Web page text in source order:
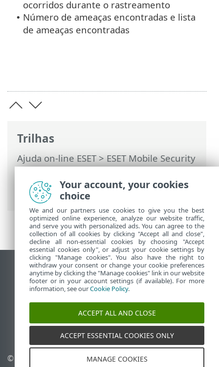
Trilhas
Ajuda on-line ESET>ESET Mobile Security
>Trabalhando com o ESET Mobile
Security >Antivírus> Relatórios do
escaneamento
ocorridos durante o rastreamento
• Número de ameaças encontradas e lista
de ameaças encontradas
Ver site para desktop
End of Life
Base de conhecimento ESET
Fórum ESET
ESET Status Portal
Suporte regional
© 1992 - 2026 ESET, spol. s
Gerenciar cookies
Your account, your cookies
choice
We and our partners use cookies to give you the best
optimized online experience, analyze our website traffic,
and serve you with personalized ads. You can agree to the
collection of all cookies by clicking "Accept all and close",
decline all non-essential cookies by choosing "Accept
essential cookies only", or adjust your cookie settings by
clicking "Manage cookies". You also have the right to
withdraw your consent or change your cookie preferences
anytime by clicking the "Manage cookies" link in our website
footer or in your account settings (if available). For more
information, see ourCookie Policy.
ACCEPT ALL AND CLOSE
ACCEPT ESSENTIAL COOKIES ONLY
MANAGE COOKIES